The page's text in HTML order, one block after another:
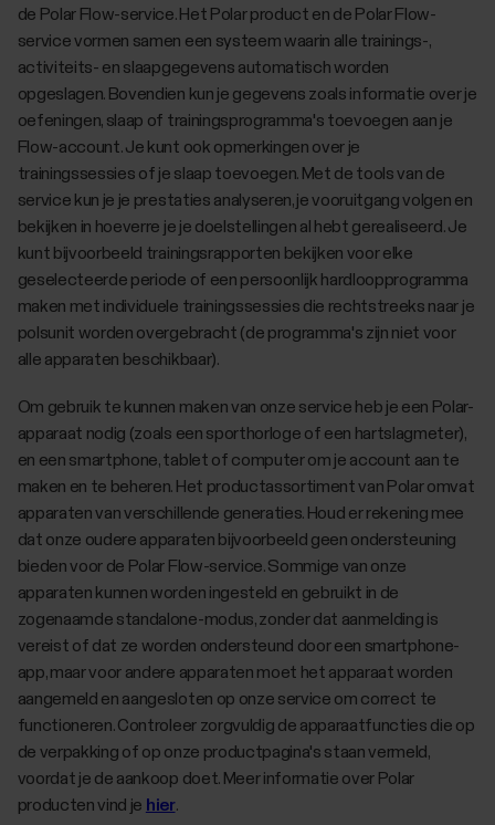
de Polar Flow-service. Het Polar product en de Polar Flow-
service vormen samen een systeem waarin alle trainings-,
activiteits- en slaapgegevens automatisch worden
opgeslagen. Bovendien kun je gegevens zoals informatie over je
oefeningen, slaap of trainingsprogramma's toevoegen aan je
Flow-account. Je kunt ook opmerkingen over je
trainingssessies of je slaap toevoegen. Met de tools van de
service kun je je prestaties analyseren, je vooruitgang volgen en
bekijken in hoeverre je je doelstellingen al hebt gerealiseerd. Je
kunt bijvoorbeeld trainingsrapporten bekijken voor elke
geselecteerde periode of een persoonlijk hardloopprogramma
maken met individuele trainingssessies die rechtstreeks naar je
polsunit worden overgebracht (de programma's zijn niet voor
alle apparaten beschikbaar).
Om gebruik te kunnen maken van onze service heb je een Polar-
apparaat nodig (zoals een sporthorloge of een hartslagmeter),
en een smartphone, tablet of computer om je account aan te
maken en te beheren. Het productassortiment van Polar omvat
apparaten van verschillende generaties. Houd er rekening mee
dat onze oudere apparaten bijvoorbeeld geen ondersteuning
bieden voor de Polar Flow-service. Sommige van onze
apparaten kunnen worden ingesteld en gebruikt in de
zogenaamde standalone-modus, zonder dat aanmelding is
vereist of dat ze worden ondersteund door een smartphone-
app, maar voor andere apparaten moet het apparaat worden
aangemeld en aangesloten op onze service om correct te
functioneren. Controleer zorgvuldig de apparaatfuncties die op
de verpakking of op onze productpagina's staan vermeld,
voordat je de aankoop doet. Meer informatie over Polar
producten vind je hier.